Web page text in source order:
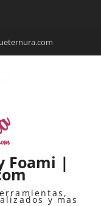
Foami |
y mas